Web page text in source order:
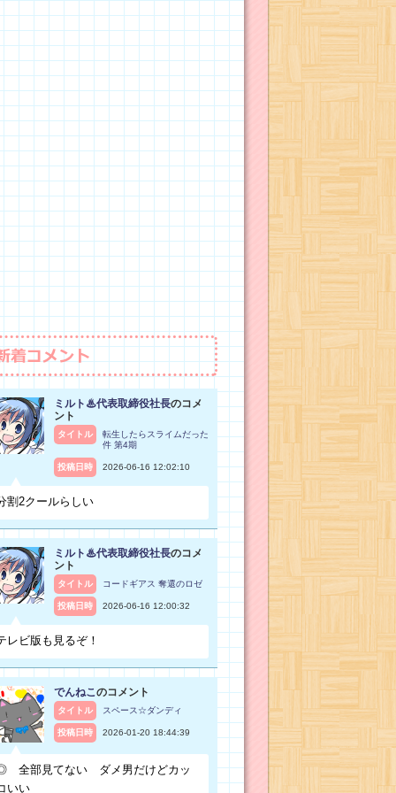
ミルト♨代表取締役社長のコメ
ント
タイトル
転生したらスライムだった
件 第4期
投稿日時 2026-06-16 12:02:10
割2クールらしい
ミルト♨代表取締役社長のコメ
ント
タイトル コードギアス 奪還のロゼ
投稿日時 2026-06-16 12:00:32
レビ版も見るぞ！
でんねこのコメント
タイトル スペース☆ダンディ
投稿日時 2026-01-20 18:44:39
全部見てない ダメ男だけどカッ
いい